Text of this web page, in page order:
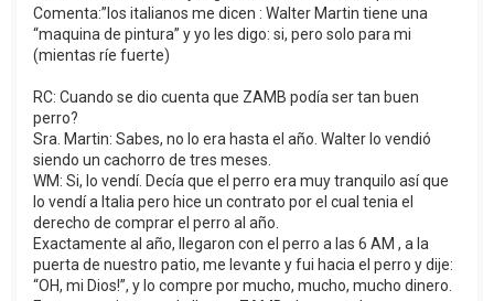
Comenta:”los italianos me dicen : Walter Martin tiene una
“maquina de pintura” y yo les digo: si, pero solo para mi
(mientas ríe fuerte)
RC: Cuando se dio cuenta que ZAMB podía ser tan buen
perro?
Sra. Martin: Sabes, no lo era hasta el año. Walter lo vendió
siendo un cachorro de tres meses.
WM: Si, lo vendí. Decía que el perro era muy tranquilo así que
lo vendí a Italia pero hice un contrato por el cual tenia el
derecho de comprar el perro al año.
Exactamente al año, llegaron con el perro a las 6 AM , a la
puerta de nuestro patio, me levante y fui hacia el perro y dije:
“OH, mi Dios!”, y lo compre por mucho, mucho, mucho dinero.